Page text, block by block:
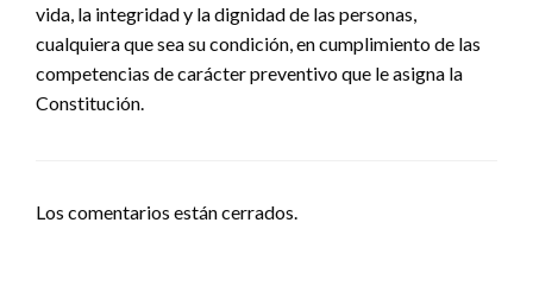
vida, la integridad y la dignidad de las personas,
cualquiera que sea su condición, en cumplimiento de las
competencias de carácter preventivo que le asigna la
Constitución.
Los comentarios están cerrados.